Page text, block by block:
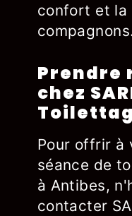
confort et la
compagnons.
Prendre
chez
Pour offrir à
séance de
à Antibes,
contacter